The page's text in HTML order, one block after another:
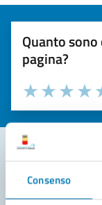
Consenso
Quanto
pagina?
Valuta la chiarezza
Seleziona il
Valuta 3
Valuta 2
Valuta 1 stelle
Contatta il